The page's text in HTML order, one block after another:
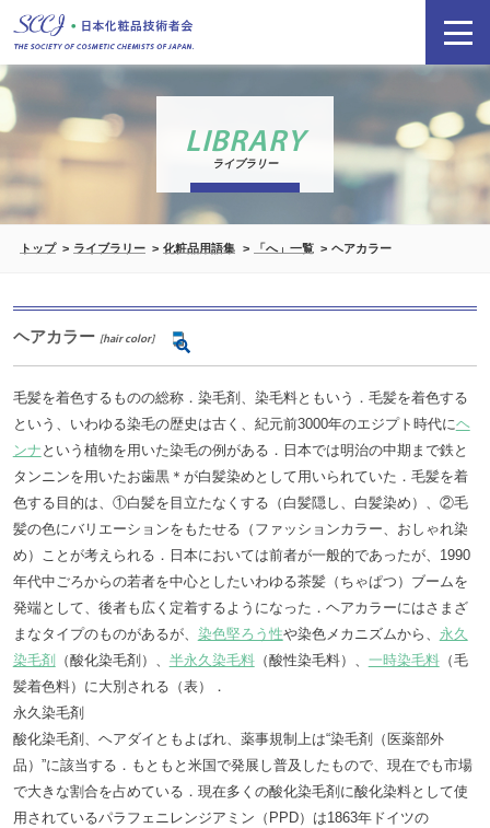
LIBRARY
ライブラリー
トップ ライブラリー 化粧品用語集 「へ」一覧 ヘアカラー
ヘアカラー [hair color]
毛髪を着色するものの総称．染毛剤、染毛料ともいう．毛髪を着色する
という、いわゆる染毛の歴史は古く、紀元前3000年のエジプト時代にヘ
ンナ という植物を用いた染毛の例がある．日本では明治の中期まで鉄と
タンニンを用いたお歯黒＊が白髪染めとして用いられていた．毛髪を着
色する目的は、①白髪を目立たなくする（白髪隠し、白髪染め）、②毛
髪の色にバリエーションをもたせる（ファッションカラー、おしゃれ染
め）ことが考えられる．日本においては前者が一般的であったが、1990
年代中ごろからの若者を中心としたいわゆる茶髪（ちゃぱつ）ブームを
発端として、後者も広く定着するようになった．ヘアカラーにはさまざ
まなタイプのものがあるが、 染色堅ろう性や染色メカニズムから、 永久
染毛剤
（酸化染毛剤）、 半永久染毛料（酸性染毛料）、 一時染毛料（毛
髪着色料）に大別される（表）．
永久染毛剤
酸化染毛剤、ヘアダイともよばれ、薬事規制上は“染毛剤（医薬部外
品）”に該当する．もともと米国で発展し普及したもので、現在でも市場
で大きな割合を占めている．現在多くの酸化染毛剤に酸化染料として使
用されているパラフェニレンジアミン（PPD）は1863年ドイツの